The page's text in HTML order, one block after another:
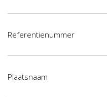
Referentienummer
Plaatsnaam